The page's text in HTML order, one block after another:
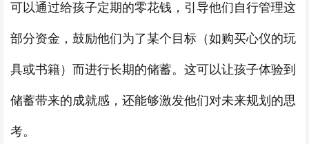
可以通过给孩子定期的零花钱，引导他们自行管理这
部分资金，鼓励他们为了某个目标（如购买心仪的玩
具或书籍）而进行长期的储蓄。这可以让孩子体验到
储蓄带来的成就感，还能够激发他们对未来规划的思
考。